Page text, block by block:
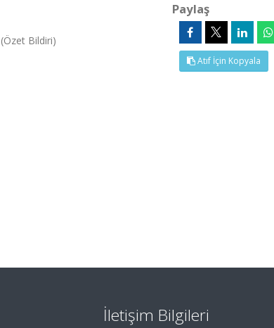
Bildiri)
Paylaş
Atıf İçin Kopyala
İletişim Bilgileri